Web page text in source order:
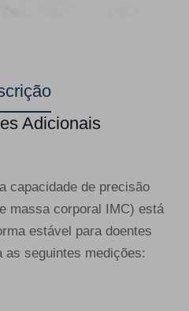
Adicionais
capacidade de precisão
massa corporal IMC) está
estável para doentes
as seguintes medições: